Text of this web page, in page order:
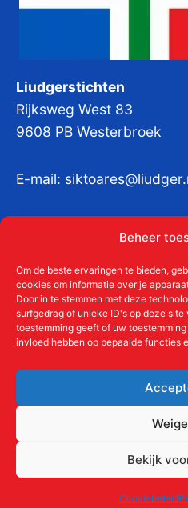
Beheer
Om de beste ervaringen te bieden,
cookies om informatie over je
Door in te stemmen met deze
surfgedrag of unieke ID's op deze site
toestemming geeft of uw
invloed hebben op bepaalde functies
Bekijk
Cookiebeleid
Liudgerstichten
Rijksweg West 83
9608 PB Westerbroek
E-mail:
KvKnr:41011712
Meer over de
Aanmelden als donateur
ANBI
Contact